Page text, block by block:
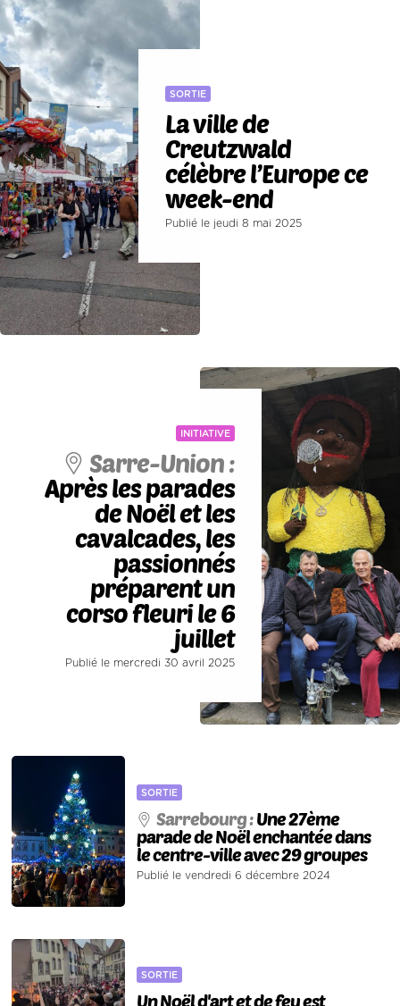
SORTIE
La ville de
Creutzwald
célèbre l’Europe ce
week-end
Publié le jeudi 8 mai 2025
INITIATIVE
Sarre-Union :
Après les parades
de Noël et les
cavalcades, les
passionnés
préparent un
corso fleuri le 6
juillet
Publié le mercredi 30 avril 2025
SORTIE
Sarrebourg :Une 27ème
parade de Noël enchantée dans
le centre-ville avec 29 groupes
Publié le vendredi 6 décembre 2024
SORTIE
Un Noël d'art et de feu est